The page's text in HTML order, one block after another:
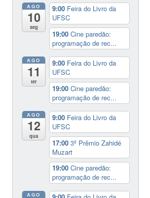
AGO
10
seg
9:00 Feira do Livro da
UFSC
19:00Cine paredão:
programação de rec...
AGO
11
ter
9:00 Feira do Livro da
UFSC
19:00Cine paredão:
programação de rec...
AGO
12
qua
9:00 Feira do Livro da
UFSC
17:003º Prêmio Zahidé
Muzart
19:00Cine paredão:
programação de rec...
AGO